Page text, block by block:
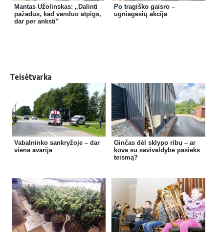
Mantas Užolinskas: „Dalinti
pažadus, kad vanduo atpigs,
dar per anksti”
Po tragiško gaisro –
ugniagesių akcija
Teisėtvarka
Vabalninko sankryžoje – dar
viena avarija
Ginčas dėl sklypo ribų – ar
kova su savivaldybe pasieks
teismą?